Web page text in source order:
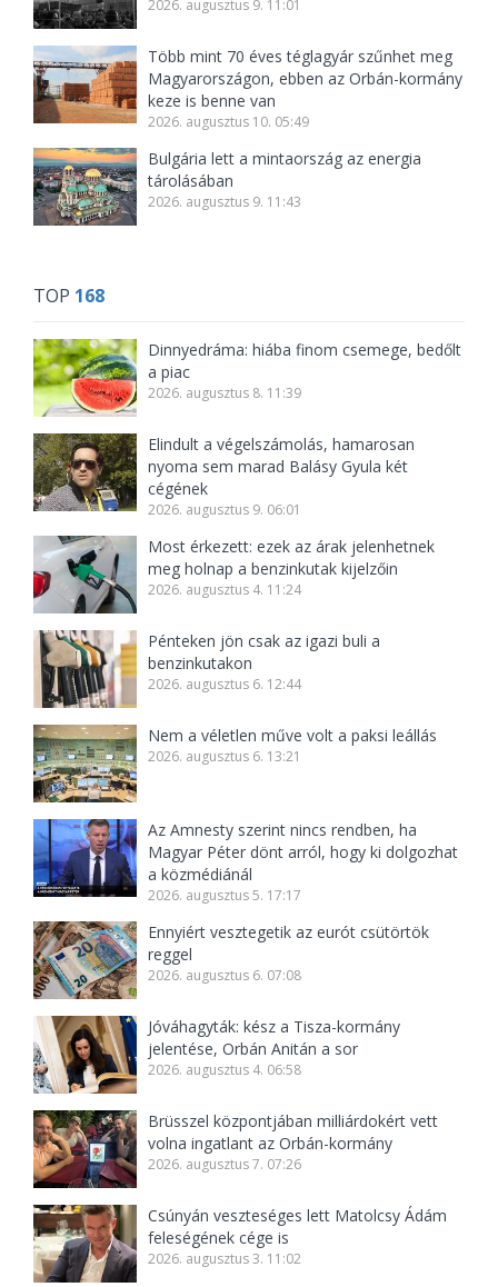
2026. augusztus 9. 11:01
Több mint 70 éves téglagyár szűnhet meg
Magyarországon, ebben az Orbán-kormány
keze is benne van
2026. augusztus 10. 05:49
Bulgária lett a mintaország az energia
tárolásában
2026. augusztus 9. 11:43
TOP 168
Dinnyedráma: hiába finom csemege, bedőlt
a piac
2026. augusztus 8. 11:39
Elindult a végelszámolás, hamarosan
nyoma sem marad Balásy Gyula két
cégének
2026. augusztus 9. 06:01
Most érkezett: ezek az árak jelenhetnek
meg holnap a benzinkutak kijelzőin
2026. augusztus 4. 11:24
Pénteken jön csak az igazi buli a
benzinkutakon
2026. augusztus 6. 12:44
Nem a véletlen műve volt a paksi leállás
2026. augusztus 6. 13:21
Az Amnesty szerint nincs rendben, ha
Magyar Péter dönt arról, hogy ki dolgozhat
a közmédiánál
2026. augusztus 5. 17:17
Ennyiért vesztegetik az eurót csütörtök
reggel
2026. augusztus 6. 07:08
Jóváhagyták: kész a Tisza-kormány
jelentése, Orbán Anitán a sor
2026. augusztus 4. 06:58
Brüsszel központjában milliárdokért vett
volna ingatlant az Orbán-kormány
2026. augusztus 7. 07:26
Csúnyán veszteséges lett Matolcsy Ádám
feleségének cége is
2026. augusztus 3. 11:02